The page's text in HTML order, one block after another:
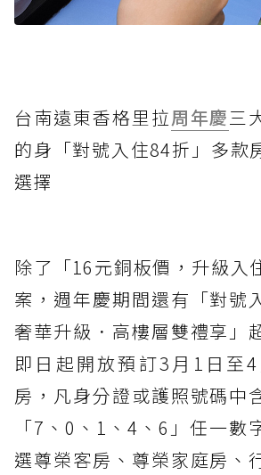
台南遠東香格里拉周年慶三
的身「對號入住84折」多款
選擇
除了「16元銅板價，升級入
案，週年慶期間還有「對號
奢華升級．高樓層雙禮享」
即日起開放預訂3月1日至
房，凡身分證或護照號碼中
「7、0、1、4、6」任一數
選尊榮客房、尊榮家庭房、